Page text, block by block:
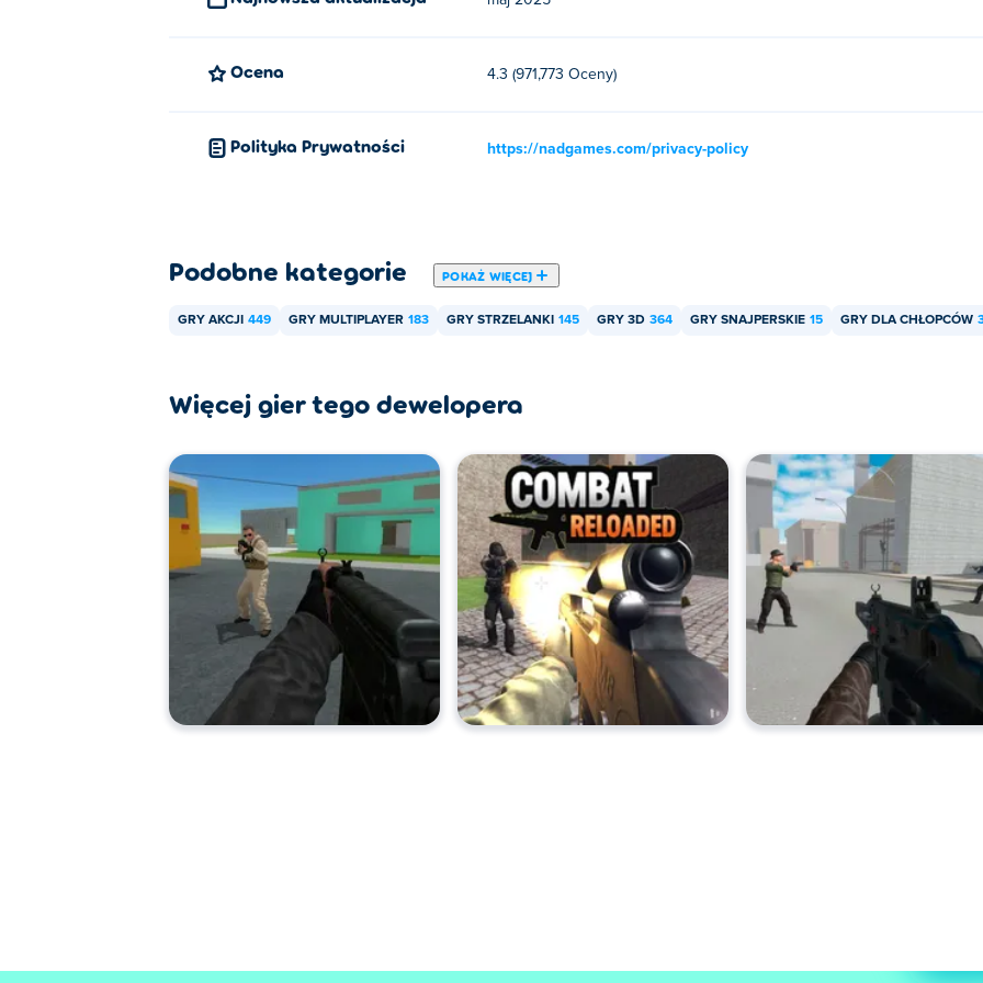
Ocena 4.3 (971,773 Oceny)
Polityka Prywatności https://nadgames.com/privacy-policy
Podobne kategorie POKAŻ WIĘCEJ
GRY AKCJI 449 GRY MULTIPLAYER 183 GRY STRZELANKI 145 GRY 3D 364 GRY SNAJPERSKIE 15 GRY DLA CHŁOPCÓW
Więcej gier tego dewelopera